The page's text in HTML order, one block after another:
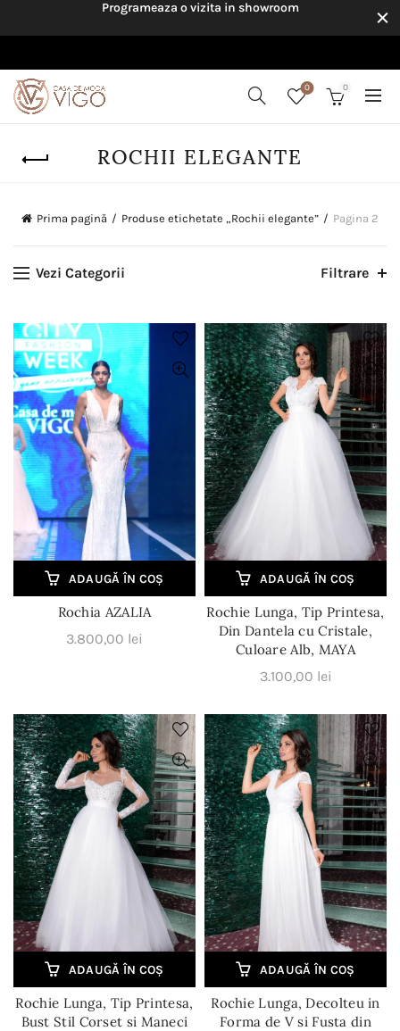
0 0
ROCHII ELEGANTE
Prima pagină Produse etichetate „Rochii elegante” Pagina 2
Vezi Categorii Filtrare
ADAUGĂ ÎN COȘ
Rochia AZALIA
3.800,00 lei
ADAUGĂ ÎN COȘ
Rochie Lunga, Tip Printesa,
Din Dantela cu Cristale,
Culoare Alb, MAYA
3.100,00 lei
ADAUGĂ ÎN COȘ
Rochie Lunga, Tip Printesa,
Bust Stil Corset si Maneci
ADAUGĂ ÎN COȘ
Rochie Lunga, Decolteu in
Forma de V si Fusta din
Programeaza o vizita in showroom